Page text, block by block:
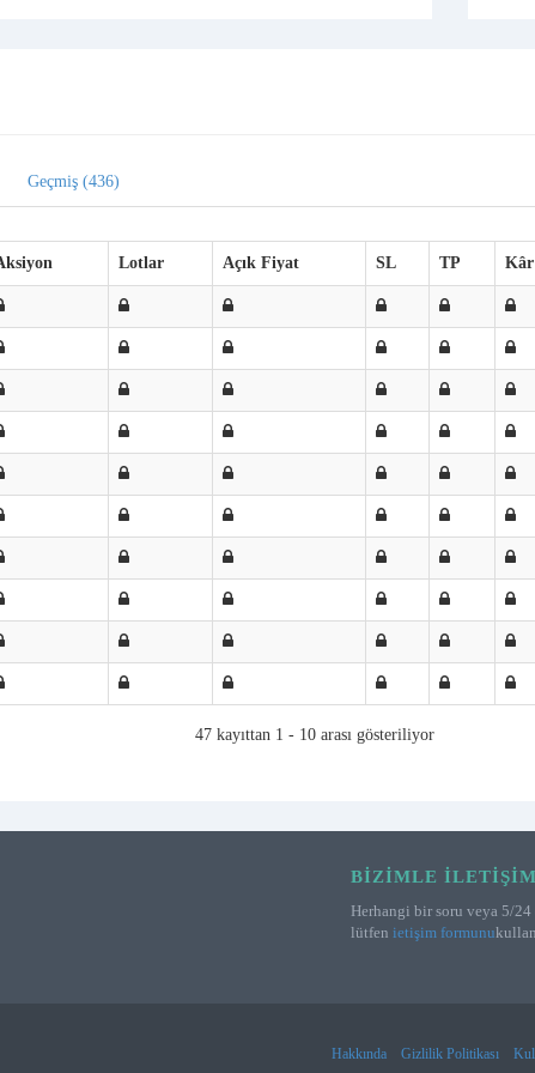
Geçmiş (436)
Lotlar Açık Fiyat SL TP Kâr
47 kayıttan 1 - 10 arası gösteriliyor
BIZIMLE
Herhangi bir soru veya 5/
lütfen ietişim formunu
Hakkında
Gizlilik Politikası